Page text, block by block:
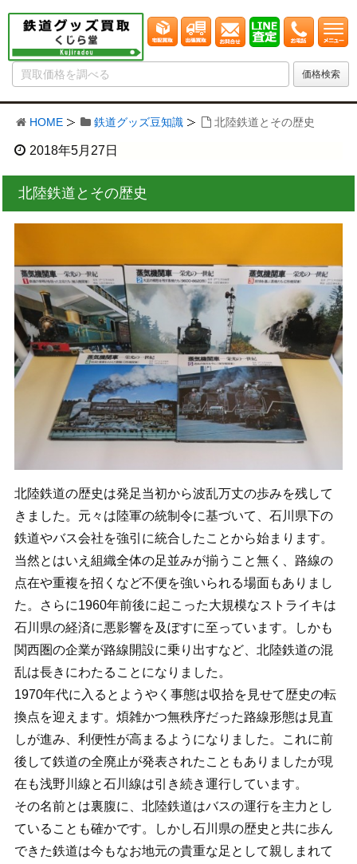
HOME 鉄道グッズ豆知識 北陸鉄道とその歴史
2018年5月27日
北陸鉄道とその歴史
北陸鉄道の歴史は発足当初から波乱万丈の歩みを残して
きました。元々は陸軍の統制令に基づいて、石川県下の
鉄道やバス会社を強引に統合したことから始まります。
当然とはいえ組織全体の足並みが揃うこと無く、路線の
点在や重複を招くなど不便を強いられる場面もありまし
た。さらに1960年前後に起こった大規模なストライキは
石川県の経済に悪影響を及ぼすに至っています。しかも
関西圏の企業が路線開設に乗り出すなど、北陸鉄道の混
乱は長きにわたることになりました。
1970年代に入るとようやく事態は収拾を見せて歴史の転
換点を迎えます。煩雑かつ無秩序だった路線形態は見直
しが進み、利便性が高まるようになりました。これに前
後して鉄道の全廃止が発表されたこともありましたが現
在も浅野川線と石川線は引き続き運行しています。
その名前とは裏腹に、北陸鉄道はバスの運行を主力とし
ていることも確かです。しかし石川県の歴史と共に歩ん
できた鉄道は今もなお地元の貴重な足として親しまれて